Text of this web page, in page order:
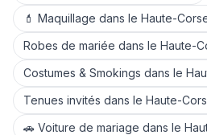
💄 Maquillage dans le Haute-
Robes de mariée dans le Haute-
Costumes & Smokings dans le
Tenues invités dans le Haute-
🚗 Voiture de mariage dans le